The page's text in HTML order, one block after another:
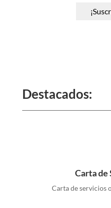
Destacados:
Carta de
Carta de servicios